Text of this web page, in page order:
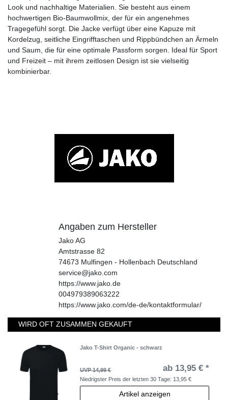
Look und nachhaltige Materialien. Sie besteht aus einem
hochwertigen Bio-Baumwollmix, der für ein angenehmes
Tragegefühl sorgt. Die Jacke verfügt über eine Kapuze mit
Kordelzug, seitliche Eingrifftaschen und Rippbündchen an Ärmeln
und Saum, die für eine optimale Passform sorgen. Ideal für Sport
und Freizeit – mit ihrem zeitlosen Design ist sie vielseitig
kombinierbar.
Angaben zum Hersteller
Jako AG
Amtstrasse 82
74673 Mulfingen - Hollenbach Deutschland
service@jako.com
https://www.jako.de
004979389063222
https://www.jako.com/de-de/kontaktformular/
WIRD OFT ZUSAMMEN GEKAUFT
Jako T-Shirt Organic - schwarz
UVP 14,99 € ab 13,95 € *
Niedrigster Preis der letzten 30 Tage: 13,95 €
Artikel anzeigen